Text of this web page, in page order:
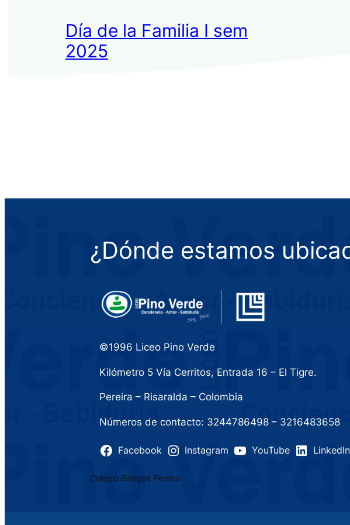
Día de la Familia I sem
2025
¿Dónde estamos
©1996 Liceo Pino Verde
Kilómetro 5 Vía Cerritos, Entrada 16 – El Tigre.
Pereira – Risaralda – Colombia
Números de contacto: 3244786498 – 3216483658
Facebook Instagram YouTube LinkedIn
Colegio Bilingüe Pereira